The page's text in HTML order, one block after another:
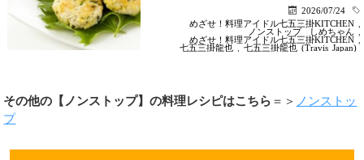
2026/07/24
めざせ！料理アイドル七五三掛KITCHEN
ノンストップ
しめちゃん
,
めざせ！料理アイドル七五三掛KITCHEN ,
七五三掛龍也
七五三掛龍也 (Travis Japan)
その他の【ノンストップ】の料理レシピはこちら ＝＞ ノンストッ
プ